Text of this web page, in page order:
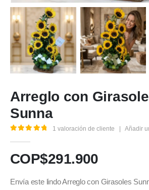
Arreglo con
Sunna
1 valoración de cliente Añadir
COP$291.900
Envía este lindo Arreglo con Girasoles